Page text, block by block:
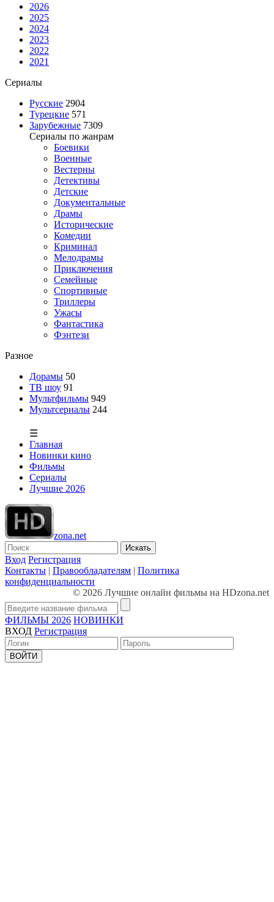
2026
2025
2024
2023
2022
2021
Сериалы
Русские 2904
Турецкие 571
Зарубежные 7309
Сериалы по жанрам
Боевики
Военные
Вестерны
Детективы
Детские
Документальные
Драмы
Исторические
Комедии
Криминал
Мелодрамы
Приключения
Семейные
Спортивные
Триллеры
Ужасы
Фантастика
Фэнтези
Разное
Дорамы 50
ТВ шоу 91
Мультфильмы 949
Мультсериалы 244
☰
Главная
Новинки кино
Фильмы
Сериалы
Лучшие 2026
zona.net
Искать
Вход Регистрация
Контакты | Правообладателям | Политика
конфиденциальности
© 2026 Лучшие онлайн фильмы на HDzona.net
ФИЛЬМЫ 2026 НОВИНКИ
ВХОД Регистрация